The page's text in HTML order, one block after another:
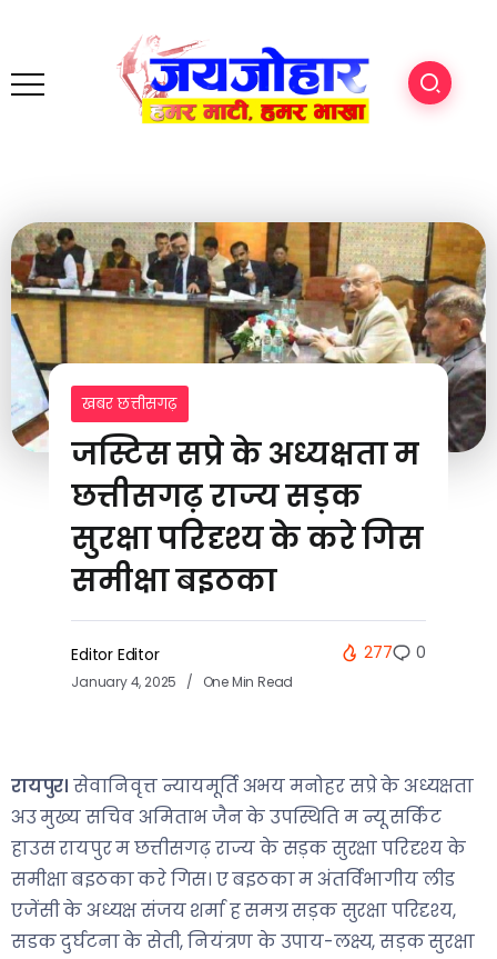
खबर छत्तीसगढ़
जस्टिस सप्रे के अध्यक्षता म
छत्तीसगढ़ राज्य सड़क
सुरक्षा परिदृश्य के करे गिस
समीक्षा बइठका
Editor Editor
January 4, 2025 One Min Read
277 0
रायपुर। सेवानिवृत्त न्यायमूर्ति अभय मनोहर सप्रे के अध्यक्षता
अउ मुख्य सचिव अमिताभ जैन के उपस्थिति म न्यू सर्किट
हाउस रायपुर म छत्तीसगढ़ राज्य के सड़क सुरक्षा परिदृश्य के
समीक्षा बइठका करे गिस। ए बइठका म अंतर्विभागीय लीड
एजेंसी के अध्यक्ष संजय शर्मा ह समग्र सड़क सुरक्षा परिदृश्य,
सडक दुर्घटना के सेती, नियंत्रण के उपाय-लक्ष्य, सड़क सुरक्षा